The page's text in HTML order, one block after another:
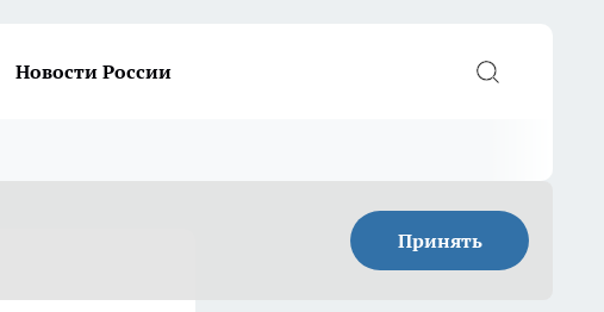
Новости России
Принять